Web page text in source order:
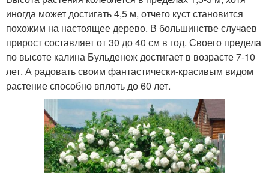
иногда может достигать 4,5 м, отчего куст становится
похожим на настоящее дерево. В большинстве случаев
прирост составляет от 30 до 40 см в год. Своего предела
по высоте калина Бульденеж достигает в возрасте 7-10
лет. А радовать своим фантастически-красивым видом
растение способно вплоть до 60 лет.